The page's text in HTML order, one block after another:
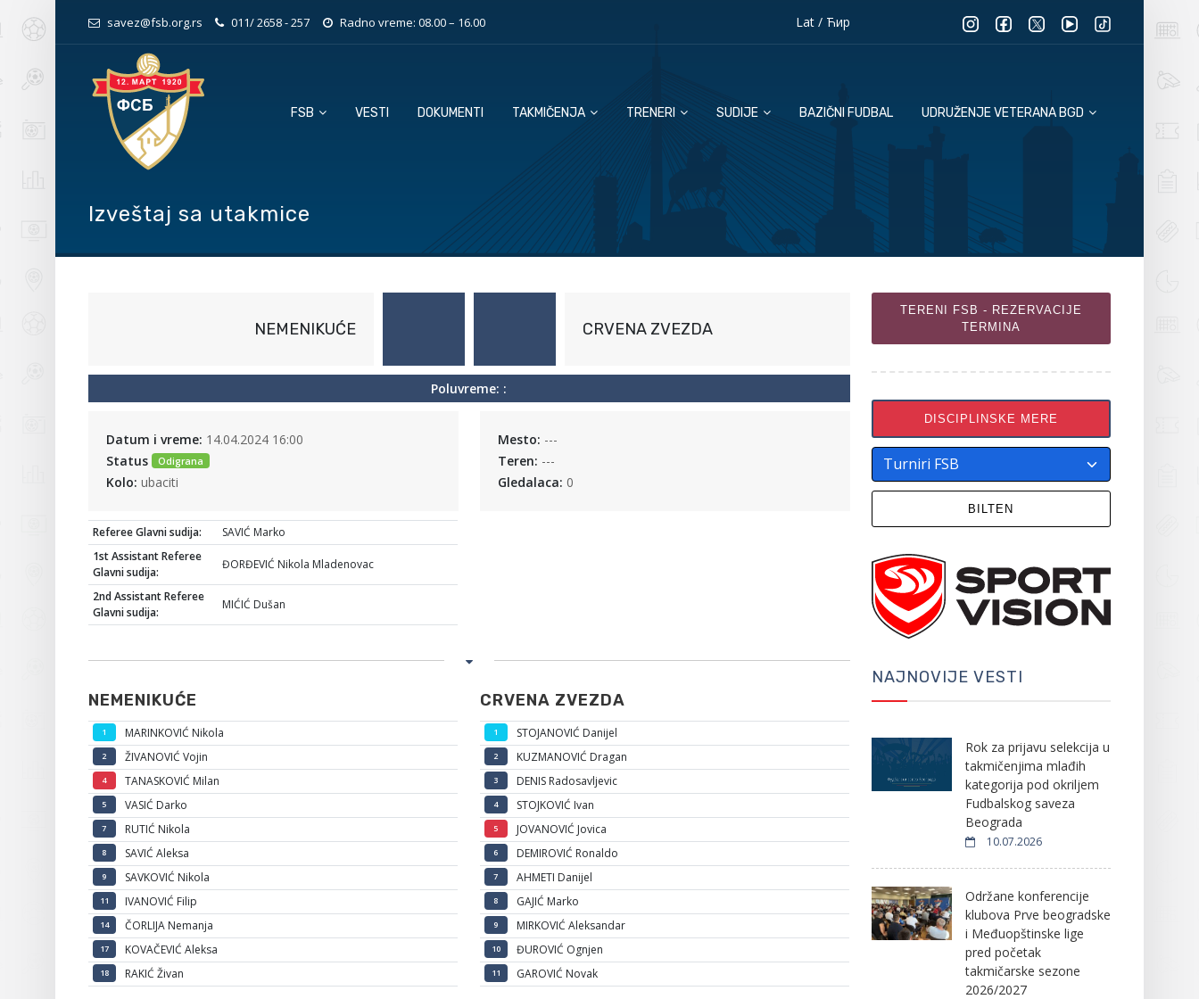
savez@fsb.org.rs 011/ 2658 - 257 Radno vreme: 08.00 – 16.00 Lat/ Ћир
FSB VESTI DOKUMENTI TAKMIČENJA TRENERI SUDIJE BAZIČNI FUDBAL UDRUŽENJE VETERANA BGD
Izveštaj sa utakmice
NEMENIKUĆE CRVENA ZVEZDA
Poluvreme: :
Datum i vreme: 14.04.2024 16:00
Status
Odigrana
Kolo: ubaciti
Mesto: ---
Teren: ---
Gledalaca: 0
Referee Glavni sudija:
SAVIĆ Marko
1st Assistant Referee
Glavni sudija:
ĐORĐEVIĆ Nikola Mladenovac
2nd Assistant Referee
Glavni sudija:
MIĆIĆ Dušan
NEMENIKUĆE
1 MARINKOVIĆ Nikola
2 ŽIVANOVIĆ Vojin
4 TANASKOVIĆ Milan
5 VASIĆ Darko
7 RUTIĆ Nikola
8 SAVIĆ Aleksa
9 SAVKOVIĆ Nikola
11 IVANOVIĆ Filip
14 ČORLIJA Nemanja
17 KOVAČEVIĆ Aleksa
18 RAKIĆ Živan
CRVENA ZVEZDA
1 STOJANOVIĆ Danijel
2 KUZMANOVIĆ Dragan
3 DENIS Radosavljevic
4 STOJKOVIĆ Ivan
5 JOVANOVIĆ Jovica
6 DEMIROVIĆ Ronaldo
7 AHMETI Danijel
8 GAJIĆ Marko
9 MIRKOVIĆ Aleksandar
10 ĐUROVIĆ Ognjen
11 GAROVIĆ Novak
TERENI FSB - REZERVACIJE
TERMINA
DISCIPLINSKE MERE
BILTEN
NAJNOVIJE VESTI
Rok za prijavu selekcija u
takmičenjima mlađih
kategorija pod okriljem
Fudbalskog saveza
Beograda
10.07.2026
Održane konferencije
klubova Prve beogradske
i Međuopštinske lige
pred početak
takmičarske sezone
2026/2027